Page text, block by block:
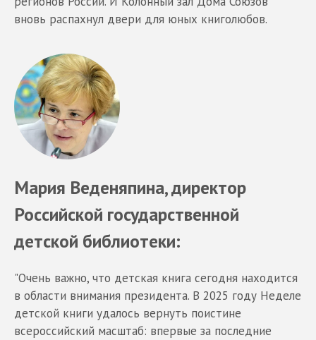
вновь распахнул двери для юных книголюбов.
Мария Веденяпина, директор
Российской государственной
детской библиотеки:
"Очень важно, что детская книга сегодня находится
в области внимания президента. В 2025 году Неделе
детской книги удалось вернуть поистине
всероссийский масштаб: впервые за последние